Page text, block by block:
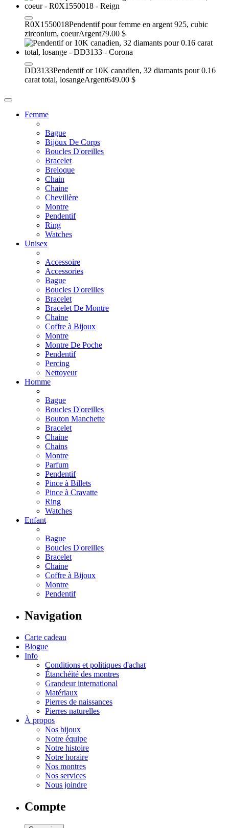
R0X1550018Pendentif pour femme en argent 925, cubic
zirconium, coeurArgent79.00 $
DD3133Pendentif or 10K canadien, 32 diamants pour 0.16
carat total, losangeArgent649.00 $
Femme
Bague
Bijoux De Corps
Boucles D'oreilles
Bracelet
Breloque
Chain
Chaine
Chevillère
Montre
Pendentif
Ring
Watches
Unisex
Accessoire
Accessories
Bague
Boucles D'oreilles
Bracelet
Bracelet De Montre
Chaine
Coffre à Bijoux
Montre
Montre De Poche
Pendentif
Percing
Nettoyeur
Homme
Bague
Boucles D'oreilles
Bouton Manchette
Bracelet
Chaine
Chains
Montre
Parfum
Pendentif
Pince à Billets
Pince à Cravatte
Ring
Watches
Enfant
Bague
Boucles D'oreilles
Bracelet
Chaine
Coffre à Bijoux
Montre
Pendentif
Navigation
Carte cadeau
Blogue
Info
Conditions et politiques d'achat
Étanchéité des montres
Grandeur international
Matériaux
Pierres de naissances
Pierres naturelles
À propos
Nos bijoux
Notre équipe
Notre histoire
Notre horaire
Nos montres
Nos services
Nous joindre
Compte